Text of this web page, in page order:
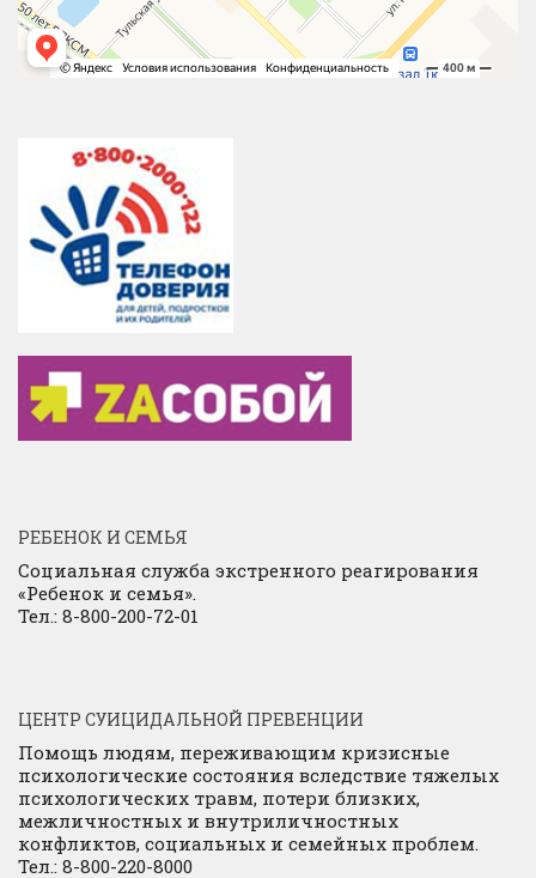
РЕБЕНОК И СЕМЬЯ
Социальная служба экстренного реагирования
«Ребенок и семья».
Тел.: 8-800-200-72-01
ЦЕНТР СУИЦИДАЛЬНОЙ ПРЕВЕНЦИИ
Помощь людям, переживающим кризисные
психологические состояния вследствие тяжелых
психологических травм, потери близких,
межличностных и внутриличностных
конфликтов, социальных и семейных проблем.
Тел.: 8-800-220-8000